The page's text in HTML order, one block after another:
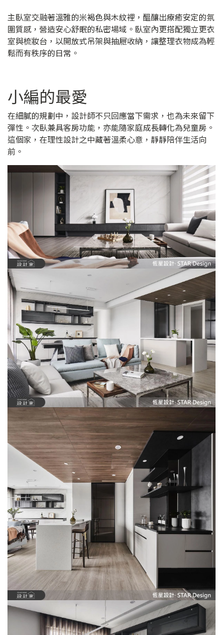
主臥室交融著溫雅的米褐色與木紋裡，醞釀出療癒安定的氛
圍質感，營造安心舒眠的私密場域。臥室內更搭配獨立更衣
室與梳妝台，以開放式吊架與抽屜收納，讓整理衣物成為輕
鬆而有秩序的日常。
小編的最愛
在細膩的規劃中，設計師不只回應當下需求，也為未來留下
彈性。次臥兼具客房功能，亦能隨家庭成長轉化為兒童房。
這個家，在理性設計之中藏著溫柔心意，靜靜陪伴生活向
前。